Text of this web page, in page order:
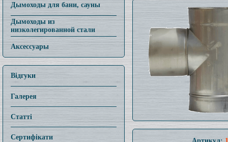
Дымоходы для бани, сауны
Дымоходы из
низколегированной стали
Аксессуары
Відгуки
Галерея
Статті
Сертифікати